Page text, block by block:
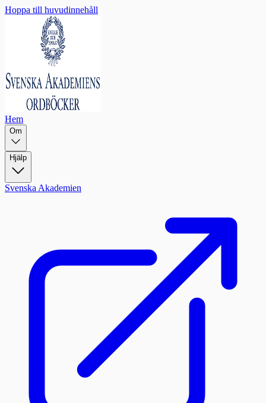
Hoppa till huvudinnehåll
Hem
Om
Hjälp
Svenska Akademien